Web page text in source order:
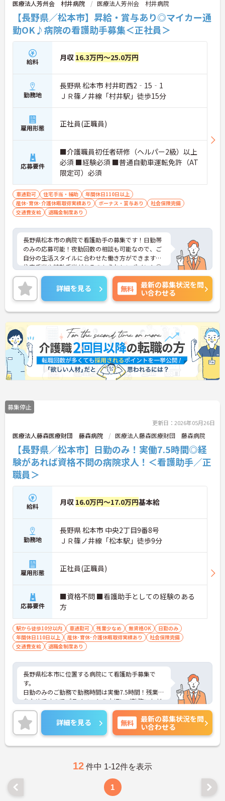
医療法人芳州会 村井病院 医療法人芳州会 村井病院
【長野県／松本市】昇給・賞与あり◎マイカー通
勤OK♪病院の看護助手募集＜正社員＞
給料 月収 16.3万円～25.0万円
勤務地
長野県 松本市 村井町西2‐15‐1
ＪＲ篠ノ井線「村井駅」徒歩15分
雇用形態 正社員(正職員)
応募要件
■介護職員初任者研修（ヘルパー2級）以上
必須 ■経験必須 ■普通自動車運転免許（AT
限定可）必須
車通勤可 住宅手当・補助
年間休日110日以上
産休･育休･介護休暇取得実績あり
ボーナス・賞与あり
社会保険完備
交通費支給
退職金制度あり
長野県松本市の病院で看護助手の募集です！日勤帯
のみの応募可能！夜勤回数の相談も可能なので、ご
自分の生活スタイルに合わせた働き方ができます♪
住宅手当や精勤手当があるのもうれしいポイント◎
ご興味のある方は、面接ポイントをお伝えしますの
で、お気軽にご連絡ください。
詳細を見る 無料
最新の募集状況を問
い合わせる
募集停止
更新日：2026年05月26日
医療法人藤森医療財団 藤森病院 医療法人藤森医療財団 藤森病院
【長野県／松本市】日勤のみ！実働7.5時間◎経
験があれば資格不問の病院求人！＜看護助手／正
職員＞
給料 月収 16.0万円～17.0万円基本給
勤務地
長野県 松本市 中央2丁目9番8号
ＪＲ篠ノ井線「松本駅」徒歩9分
雇用形態 正社員(正職員)
応募要件
■資格不問 ■看護助手としての経験のある
方
駅から徒歩10分以内 車通勤可 残業少なめ 無資格OK
日勤のみ
年間休日110日以上
産休･育休･介護休暇取得実績あり
社会保険完備
交通費支給
退職金制度あり
長野県松本市に位置する病院にて看護助手募集で
す。
日勤のみのご勤務で勤務時間は実働7.5時間！残業も
少なめですのでプライベートを大切にご勤務いただ
けます。
ご興味ある方には、面接対策ポイントなど、さらに
詳細をお話しいたしますのでお気軽にご相談くださ
い！
詳細を見る 無料
最新の募集状況を問
い合わせる
12 件中 1-12件を表示
1